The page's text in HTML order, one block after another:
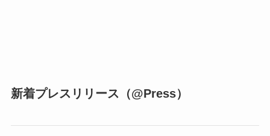
新着プレスリリース（@Press）